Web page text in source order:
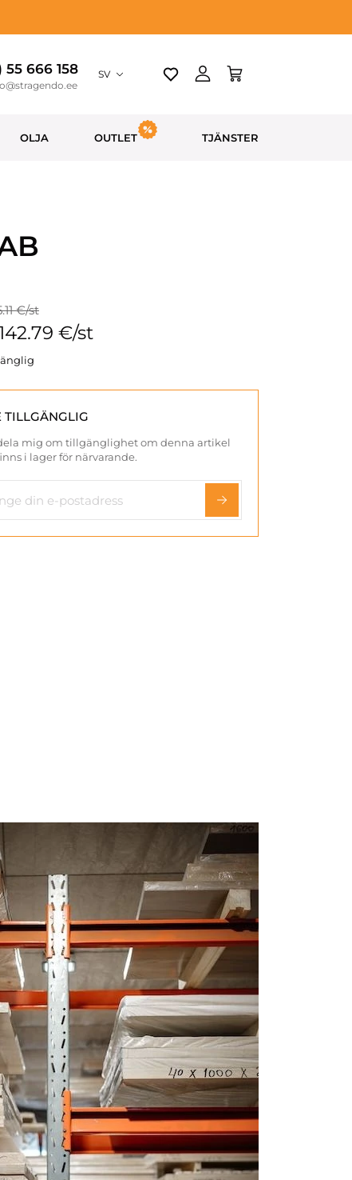
55 666 158 SV
OLJA OUTLET TJÄNSTER
€/st
€/st
TILLGÄNGLIG
mig om tillgänglighet om denna artikel
i lager för närvarande.